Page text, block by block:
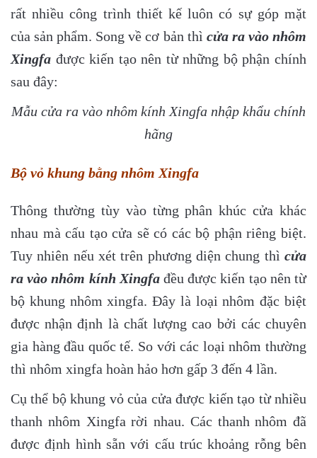
rất nhiều công trình thiết kế luôn có sự góp mặt
của sản phẩm. Song về cơ bản thì cửa ra vào nhôm
Xingfa được kiến tạo nên từ những bộ phận chính
sau đây:
Mẫu cửa ra vào nhôm kính Xingfa nhập khẩu chính
hãng
Bộ vỏ khung bằng nhôm Xingfa
Thông thường tùy vào từng phân khúc cửa khác
nhau mà cấu tạo cửa sẽ có các bộ phận riêng biệt.
Tuy nhiên nếu xét trên phương diện chung thì cửa
ra vào nhôm kính Xingfađều được kiến tạo nên từ
bộ khung nhôm xingfa. Đây là loại nhôm đặc biệt
được nhận định là chất lượng cao bởi các chuyên
gia hàng đầu quốc tế. So với các loại nhôm thường
thì nhôm xingfa hoàn hảo hơn gấp 3 đến 4 lần.
Cụ thể bộ khung vỏ của cửa được kiến tạo từ nhiều
thanh nhôm Xingfa rời nhau. Các thanh nhôm đã
được định hình sẵn với cấu trúc khoảng rỗng bên